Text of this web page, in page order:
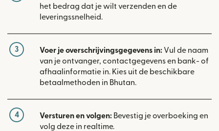
het bedrag dat je wilt verzenden en de
leveringssnelheid.
3 Voer je overschrijvingsgegevens in: Vul de naam
van je ontvanger, contactgegevens en bank- of
afhaalinformatie in. Kies uit de beschikbare
betaalmethoden in Bhutan.
4 Versturen en volgen: Bevestig je overboeking en
volg deze in realtime.